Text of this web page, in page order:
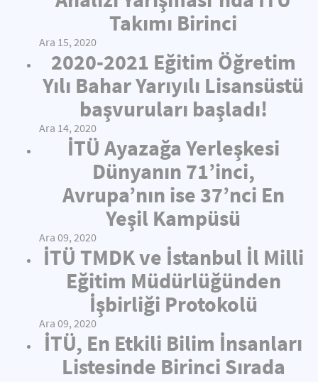
Takımı Birinci
Ara 15, 2020
2020-2021 Eğitim Öğretim
Yılı Bahar Yarıyılı Lisansüstü
başvuruları başladı!
Ara 14, 2020
İTÜ Ayazağa Yerleşkesi
Dünyanın 71’inci,
Avrupa’nın ise 37’nci En
Yeşil Kampüsü
Ara 09, 2020
İTÜ TMDK ve İstanbul İl Milli
Eğitim Müdürlüğünden
İşbirliği Protokolü
Ara 09, 2020
İTÜ, En Etkili Bilim İnsanları
Listesinde Birinci Sırada